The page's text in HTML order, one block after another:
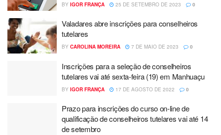
BY IGOR FRANÇA 25 DE SETEMBRO DE 2023 0
Valadares abre inscrições para conselheiros
tutelares
BY CAROLINA MOREIRA 7 DE MAIO DE 2023 0
Inscrições para a seleção de conselheiros
tutelares vai até sexta-feira (19) em Manhuaçu
BY IGOR FRANÇA 17 DE AGOSTO DE 2022 0
Prazo para inscrições do curso on-line de
qualificação de conselheiros tutelares vai até 14
de setembro